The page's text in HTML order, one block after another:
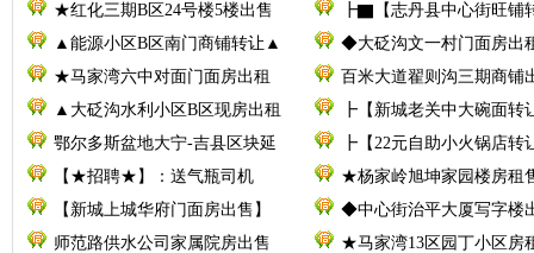
★红化三期B区24号楼5楼出售
┣▇【志丹县中心街旺铺
▲能源小区B区南门商铺转让▲
◆大砭沟文一村门面房出
★马家湾六中对面门面房出租
百米大道翟则沟三期商铺
▲大砭沟水利小区B区现房出租
┣【新城老关中大碗面转
鄂尔多斯盆地大宁-吉县区块延
┣【22元自助小火锅店转
【★招聘★】：送气瓶司机
★杨家岭旭坤家园楼房租
【新城上城华府门面房出售】
◆中心街治平大厦写字楼
师范路供水公司家属院房出售
★马家湾13区园丁小区房